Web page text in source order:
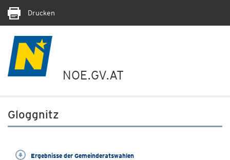
Drucken
NOE.GV.AT
Gloggnitz
Ergebnisse der Gemeinderatswahlen